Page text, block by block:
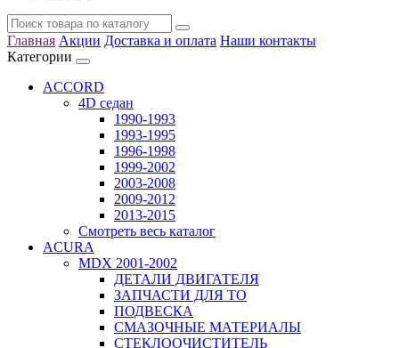
Главная Акции Доставка и оплата Наши контакты
Категории
ACCORD
4D седан
1990-1993
1993-1995
1996-1998
1999-2002
2003-2008
2009-2012
2013-2015
Смотреть весь каталог
ACURA
MDX 2001-2002
ДЕТАЛИ ДВИГАТЕЛЯ
ЗАПЧАСТИ ДЛЯ ТО
ПОДВЕСКА
СМАЗОЧНЫЕ МАТЕРИАЛЫ
СТЕКЛООЧИСТИТЕЛЬ